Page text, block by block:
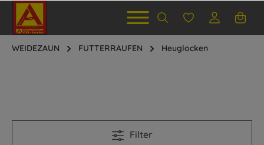
WEIDEZAUN FUTTERRAUFEN Heuglocken
Filter